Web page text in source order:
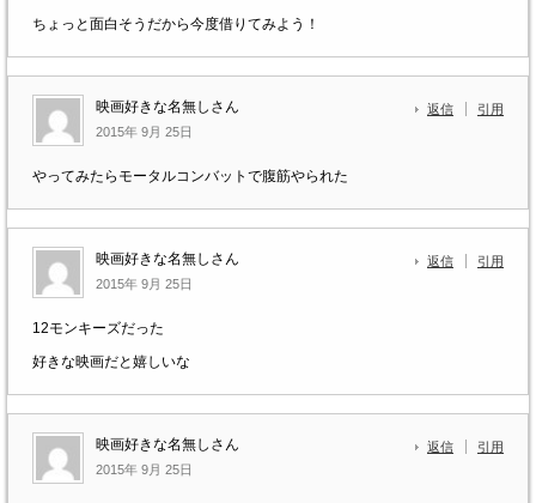
ちょっと面白そうだから今度借りてみよう！
映画好きな名無しさん
2015年 9月 25日
返信 引用
やってみたらモータルコンバットで腹筋やられた
映画好きな名無しさん
2015年 9月 25日
返信 引用
12モンキーズだった
好きな映画だと嬉しいな
映画好きな名無しさん
2015年 9月 25日
返信 引用